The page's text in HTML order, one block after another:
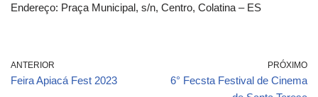
Endereço: Praça Municipal, s/n, Centro, Colatina – ES
ANTERIOR
Feira Apiacá Fest 2023
PRÓXIMO
6° Fecsta Festival de Cinema